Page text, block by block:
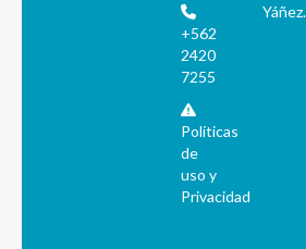
+562
2420
7255
Políticas
de
uso y
Privacidad
Yáñez.